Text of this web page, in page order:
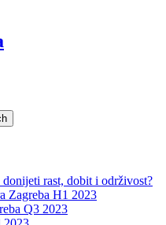
rast, dobit i održivost?
Zagreba H1 2023
Q3 2023